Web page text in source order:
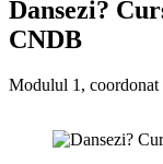
Dansezi?
CNDB
Modulul 1, coordonat